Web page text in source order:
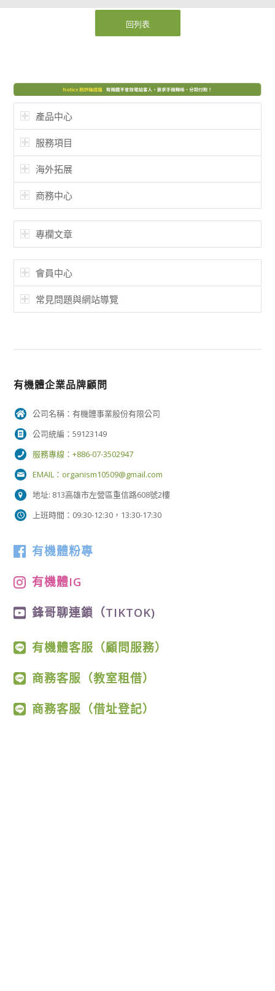
回列表
產品中心
服務項目
海外拓展
商務中心
專欄文章
會員中心
常見問題與網站導覽
有機體企業品牌顧問
公司名稱：有機體事業股份有限公司
公司統編：59123149
服務專線：+886-07-3502947
EMAIL： organism10509@gmail.com
地址: 813高雄市左營區重信路608號2樓
上班時間：09:30-12:30，13:30-17:30
有機體粉專
有機體IG
鋒哥聊連鎖（TIKTOK)
有機體客服（顧問服務）
商務客服（教室租借）
商務客服（借址登記）